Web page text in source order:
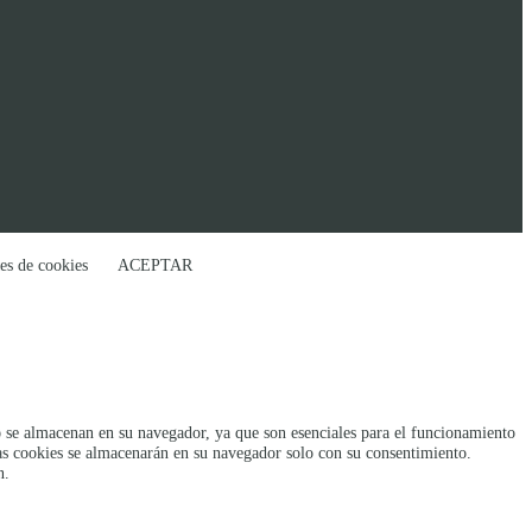
de cookies ACEPTAR
almacenan en su navegador, ya que son esenciales para el funcionamiento
se almacenarán en su navegador solo con su consentimiento.